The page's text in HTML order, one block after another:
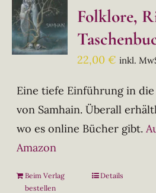
Folklore,
22,00€ inkl.
Eine tiefe Einführung in
von Samhain. Überall
wo es online Bücher gibt.
Amazon
Beim Verlag
bestellen
Details